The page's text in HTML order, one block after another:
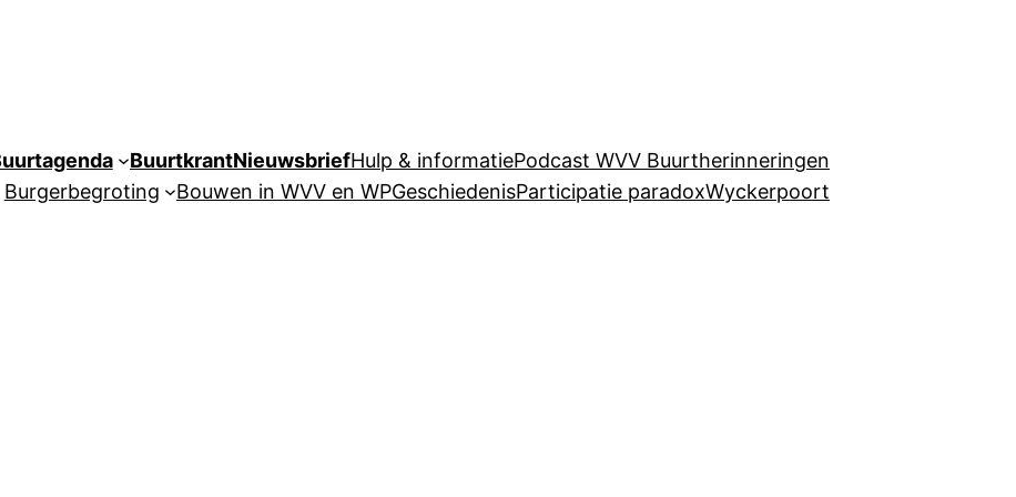
BuurtkrantNieuwsbriefHulp & informatiePodcast WVV Buurtherinneringen
Burgerbegroting
Bouwen in WVV en WPGeschiedenisParticipatie paradoxWyckerpoort